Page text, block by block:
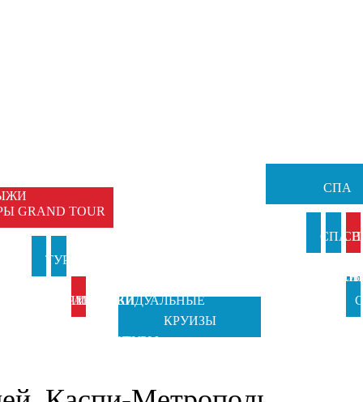
GRAND TOUR
ТУРЫ В
ИТАЛИЮ
ПРАЗДНИКИ
ОТ GRAND
ИНДИВИДУАЛЬНЫЕ
ТУРЫ
КРУИЗЫ
СПА
СПА В
ИТАЛИИ